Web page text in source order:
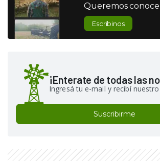
Queremos
Escribinos
¡Enterate de todas las
Ingresá tu e-mail y recibí
Suscribirme